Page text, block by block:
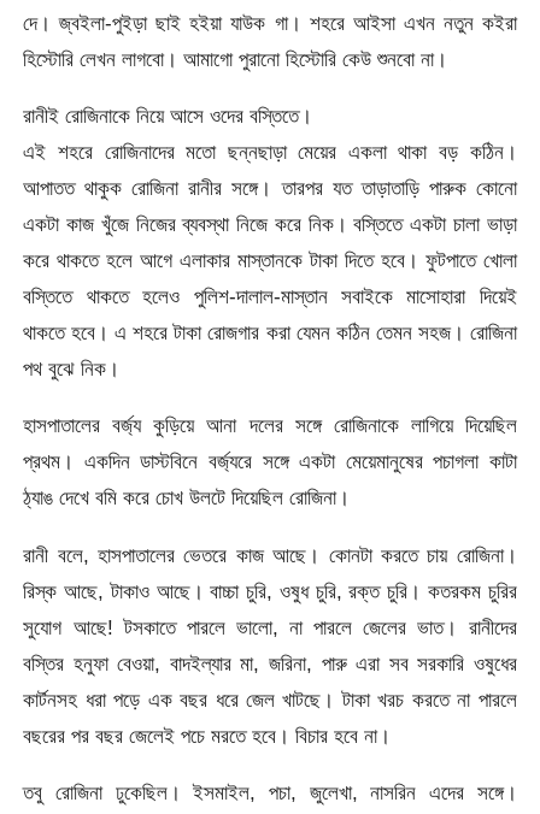
দে। জ্বইলা-পুইড়া ছাই হইয়া যাউক গা। শহরে আইসা এখন নতুন কইরা
হিস্টোরি লেখন লাগবো। আমাগো পুরানো হিস্টোরি কেউ শুনবো না।
রানীই রোজিনাকে নিয়ে আসে ওদের বস্তিতে।
এই শহরে রোজিনাদের মতো ছন্নছাড়া মেয়ের একলা থাকা বড় কঠিন।
আপাতত থাকুক রোজিনা রানীর সঙ্গে। তারপর যত তাড়াতাড়ি পারুক কোনো
একটা কাজ খুঁজে নিজের ব্যবস্থা নিজে করে নিক। বস্তিতে একটা চালা ভাড়া
করে থাকতে হলে আগে এলাকার মাস্তানকে টাকা দিতে হবে। ফুটপাতে খোলা
বস্তিতে থাকতে হলেও পুলিশ-দালাল-মাস্তান সবাইকে মাসোহারা দিয়েই
থাকতে হবে। এ শহরে টাকা রোজগার করা যেমন কঠিন তেমন সহজ। রোজিনা
পথ বুঝে নিক।
হাসপাতালের বর্জ্য কুড়িয়ে আনা দলের সঙ্গে রোজিনাকে লাগিয়ে দিয়েছিল
প্রথম। একদিন ডাস্টবিনে বর্জ্যরে সঙ্গে একটা মেয়েমানুষের পচাগলা কাটা
ঠ্যাঙ দেখে বমি করে চোখ উলটে দিয়েছিল রোজিনা।
রানী বলে, হাসপাতালের ভেতরে কাজ আছে। কোনটা করতে চায় রোজিনা।
রিস্ক আছে, টাকাও আছে। বাচ্চা চুরি, ওষুধ চুরি, রক্ত চুরি। কতরকম চুরির
সুযোগ আছে! টসকাতে পারলে ভালো, না পারলে জেলের ভাত। রানীদের
বস্তির হনুফা বেওয়া, বাদইল্যার মা, জরিনা, পারু এরা সব সরকারি ওষুধের
কার্টনসহ ধরা পড়ে এক বছর ধরে জেল খাটছে। টাকা খরচ করতে না পারলে
বছরের পর বছর জেলেই পচে মরতে হবে। বিচার হবে না।
তবু রোজিনা ঢুকেছিল। ইসমাইল, পচা, জুলেখা, নাসরিন এদের সঙ্গে।